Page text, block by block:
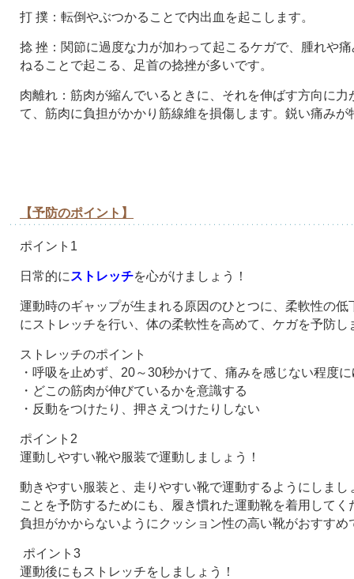
打 撲：転倒やぶつかることで内出血を起こします。
捻 挫：関節に過度な力が加わって起こるケガで、腫れや
ねることで起こる、足首の捻挫が多いです。
肉離れ：筋肉が縮んでいるときに、それを伸ばす方向に力
て、筋肉に負担がかかり筋線維を損傷します。鋭い痛みが
【予防のポイント】
ポイント1
日常的に ストレッチを心がけましょう！
運動時のギャップが生まれる原因のひとつに、柔軟性の低
にストレッチを行い、体の柔軟性を高めて、ケガを予防し
ストレッチのポイント
・呼吸を止めず、20～30秒かけて、痛みを感じない程度
・どこの筋肉が伸びているかを意識する
・反動をつけたり、押さえつけたりしない
ポイント2
運動しやすい靴や服装で運動しましょう！
動きやすい服装と、走りやすい靴で運動するようにしまし
ことを予防するためにも、履き慣れた運動靴を着用してく
負担がかからないようにクッション性の高い靴がおすすめ
ポイント3
運動後にもストレッチをしましょう！